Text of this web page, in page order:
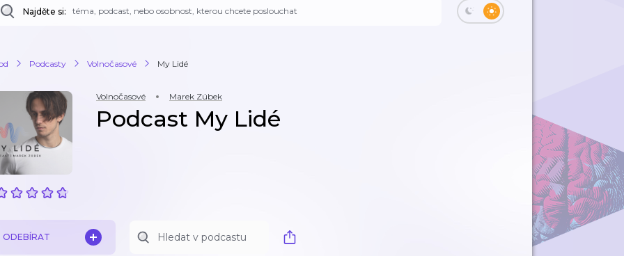
Najděte si:
Podcasty Volnočasové My Lidé
Volnočasové Marek Zúbek
Podcast My Lidé
ODEBÍRAT